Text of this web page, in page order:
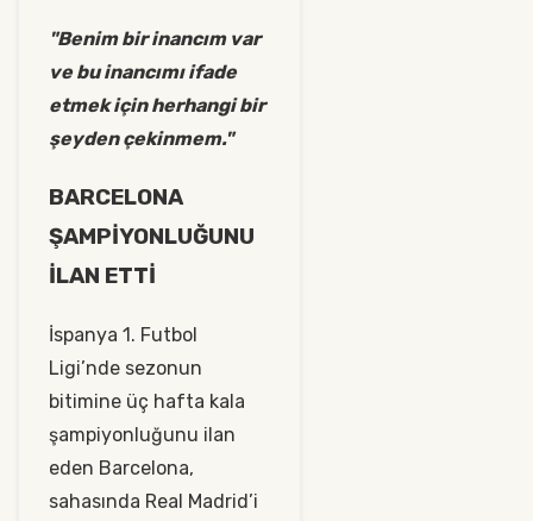
"Benim bir inancım var
ve bu inancımı ifade
etmek için herhangi bir
şeyden çekinmem."
BARCELONA
ŞAMPİYONLUĞUNU
İLAN ETTİ
İspanya 1. Futbol
Ligi’nde sezonun
bitimine üç hafta kala
şampiyonluğunu ilan
eden Barcelona,
sahasında Real Madrid’i